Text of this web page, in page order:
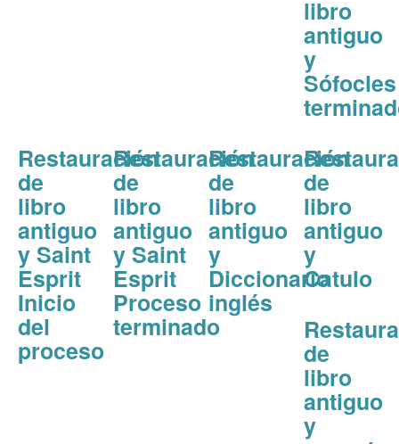
libro
antiguo
y
Sófocles
Restauración
de
libro
antiguo
y Saint
Esprit
Inicio
del
proceso
Restauración
de
libro
antiguo
y Saint
Esprit
Proceso
terminado
Restauración
de
libro
antiguo
y
Diccionario
inglés
de
libro
antiguo
y
Catulo
de
libro
antiguo
y